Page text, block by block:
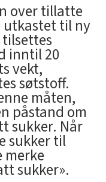
over tillatte
utkastet til ny
inntil 20
vekt,
søtstoff.
måten,
påstand om
sukker. Når
sukker til
merke
sukker».